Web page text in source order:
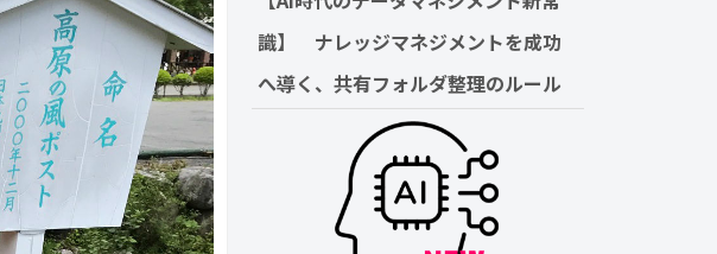
識】　ナレッジマネジメントを成功
へ導く、共有フォルダ整理のルール